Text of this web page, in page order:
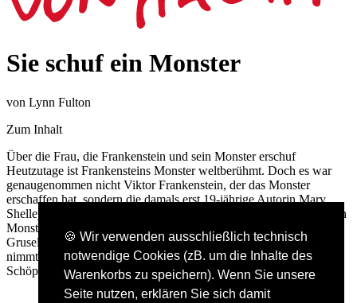
🍪 Wir verwenden ausschließlich technisch
notwendige Cookies (zB. um die Inhalte des
Warenkorbs zu speichern). Wenn Sie unsere
Seite nutzen, erklären Sie sich damit
Sie schuf ein Monster
von Lynn Fulton
Zum Inhalt
Über die Frau, die Frankenstein und sein Monster erschuf
Heutzutage ist Frankensteins Monster weltberühmt. Doch es war
genaugenommen nicht Viktor Frankenstein, der das Monster
erschaffen hat, sondern die damals erst 19-jährige Autorin Mary
Shelley. Mit düster-atmosphärischen Bildern erzählt ›Sie erschuf ein
Monster‹ die Geschichte, wie ›Frankenstein‹ als einfache
Gruselgeschichte auf einem Ausflug am Genfer See begann, und
nimmt den Leser mit in die Gedankenwelt seiner berühmten
Schöpferin.